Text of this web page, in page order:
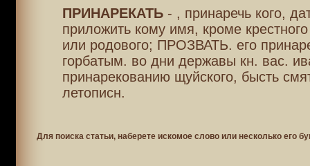
ПРИНАРЕКАТЬ- , принаречь кого,
приложить кому имя, кроме
или родового; ПРОЗВАТЬ. его
горбатым. во дни державы кн. вас.
принарекованию щуйского, бысть
летописн.
Для поиска статьи, наберете искомое слово или несколько его